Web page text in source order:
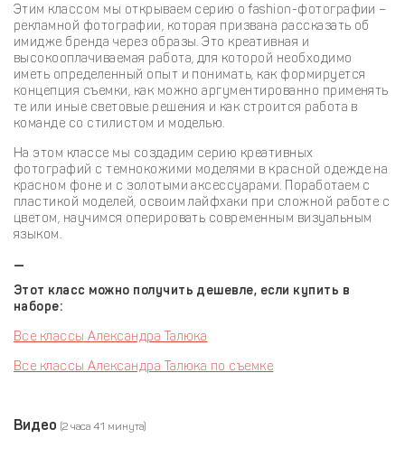
Этим классом мы открываем серию о fashion-фотографии –
рекламной фотографии, которая призвана рассказать об
имидже бренда через образы. Это креативная и
высокооплачиваемая работа, для которой необходимо
иметь определенный опыт и понимать, как формируется
концепция съемки, как можно аргументированно применять
те или иные световые решения и как строится работа в
команде со стилистом и моделью.
На этом классе мы создадим серию креативных
фотографий с темнокожими моделями в красной одежде на
красном фоне и с золотыми аксессуарами. Поработаем с
пластикой моделей, освоим лайфхаки при сложной работе с
цветом, научимся оперировать современным визуальным
языком.
—
Этот класс можно получить дешевле, если купить в
наборе:
Все классы Александра Талюка
Все классы Александра Талюка по съемке
Видео (2 часа 41 минута)